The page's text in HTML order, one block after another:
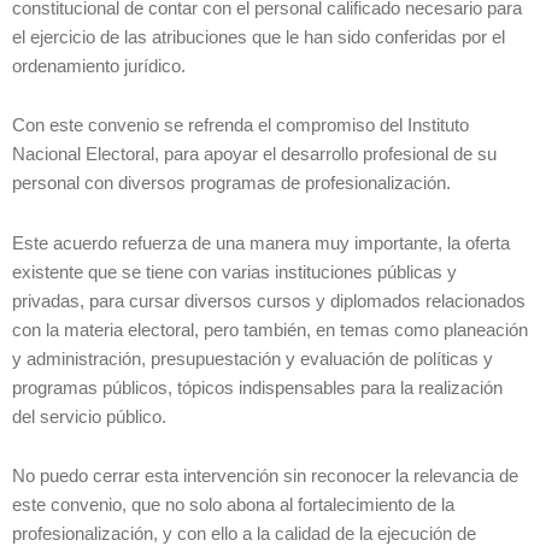
constitucional de contar con el personal calificado necesario para
el ejercicio de las atribuciones que le han sido conferidas por el
ordenamiento jurídico.
Con este convenio se refrenda el compromiso del Instituto
Nacional Electoral, para apoyar el desarrollo profesional de su
personal con diversos programas de profesionalización.
Este acuerdo refuerza de una manera muy importante, la oferta
existente que se tiene con varias instituciones públicas y
privadas, para cursar diversos cursos y diplomados relacionados
con la materia electoral, pero también, en temas como planeación
y administración, presupuestación y evaluación de políticas y
programas públicos, tópicos indispensables para la realización
del servicio público.
No puedo cerrar esta intervención sin reconocer la relevancia de
este convenio, que no solo abona al fortalecimiento de la
profesionalización, y con ello a la calidad de la ejecución de